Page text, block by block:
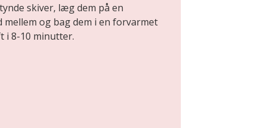
skiver, læg dem på en
mellem og bag dem i en forvarmet
i 8-10 minutter.